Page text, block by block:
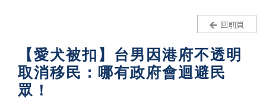
【愛犬被扣】台男因港府不透明
取消移民：哪有政府會迴避民
眾！